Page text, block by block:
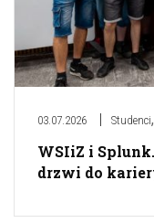
03.07.2026 Studenci,
WSIiZ i
drzwi do